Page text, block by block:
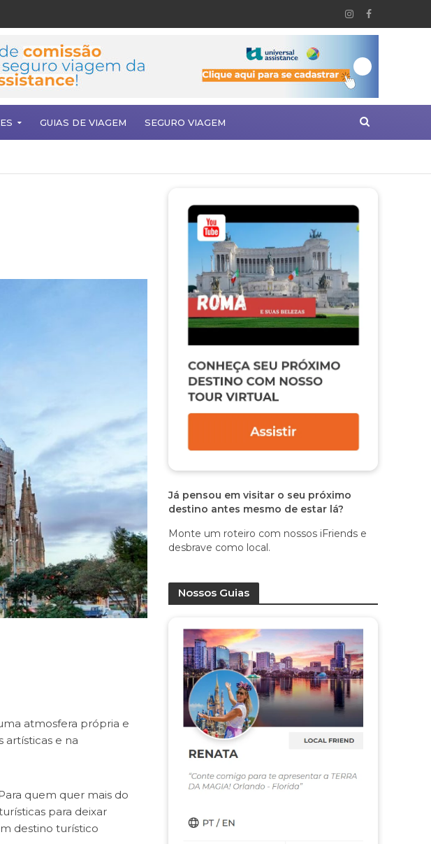
GUIAS DE VIAGEM SEGURO VIAGEM
atmosfera própria e
artísticas e na
quem quer mais do
para deixar
destino turístico
Já pensou em visitar o seu próximo
destino antes mesmo de estar lá?
Monte um roteiro com nossos iFriends e
desbrave como local.
Nossos Guias